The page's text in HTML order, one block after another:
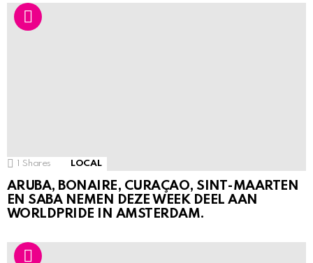
Shares LOCAL
ARUBA, BONAIRE, CURAÇAO, SINT-MAARTEN
EN SABA NEMEN DEZE WEEK DEEL AAN
WORLDPRIDE IN AMSTERDAM.